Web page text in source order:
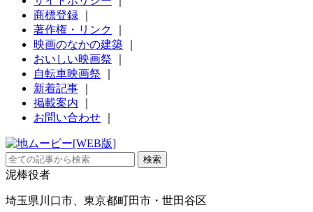
商標登録
著作権・リンク
映画のなかの建築
おいしい映画祭
自転車映画祭
新着記事
掲載案内
お問い合わせ
泥棒役者
埼玉県川口市、東京都町田市・世田谷区